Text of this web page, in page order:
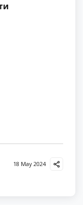
18 May 2024